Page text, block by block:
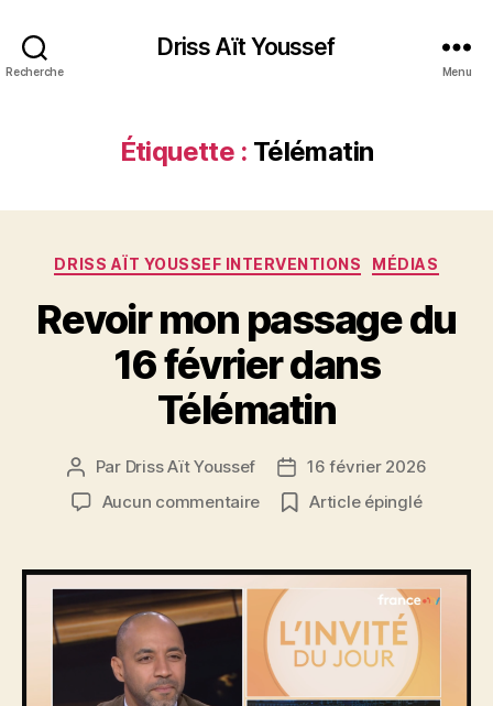
Recherche
Driss Aït Youssef
Menu
Étiquette : Télématin
Catégories
DRISS AÏT YOUSSEF INTERVENTIONS MÉDIAS
Revoir mon passage du
16 février dans
Télématin
Auteur
de
l’article
Par Driss Aït Youssef
Date
de
l’article
16 février 2026
Aucun commentairesur
passage
du
16
février
dans
Télématin
Article épinglé